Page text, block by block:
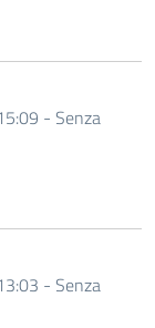
- Senza
- Senza